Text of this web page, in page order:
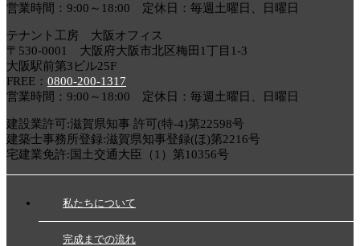
営業時間：9:00～18:00 定休日：毎週土曜日、日曜日
テナント工房 大阪オフィス
〒530-0001 大阪府大阪市北区梅田1丁目1-3
大阪駅前第3ビル25F
FREE： 0800-200-1317
営業時間：9:00～18:00 定休日：毎週土曜日、日曜日
建設業許可:滋賀県知事 許可(特-4)第22598号
建築士事務所登録:滋賀県知事登録(ほ)第2216号
宅建業免許:国土交通大臣（1）第10356号
私たちについて
完成までの流れ